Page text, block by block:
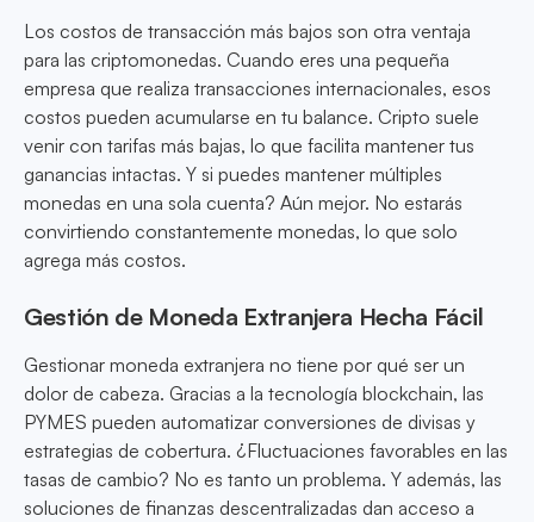
Los costos de transacción más bajos son otra ventaja
para las criptomonedas. Cuando eres una pequeña
empresa que realiza transacciones internacionales, esos
costos pueden acumularse en tu balance. Cripto suele
venir con tarifas más bajas, lo que facilita mantener tus
ganancias intactas. Y si puedes mantener múltiples
monedas en una sola cuenta? Aún mejor. No estarás
convirtiendo constantemente monedas, lo que solo
agrega más costos.
Gestión de Moneda Extranjera Hecha Fácil
Gestionar moneda extranjera no tiene por qué ser un
dolor de cabeza. Gracias a la tecnología blockchain, las
PYMES pueden automatizar conversiones de divisas y
estrategias de cobertura. ¿Fluctuaciones favorables en las
tasas de cambio? No es tanto un problema. Y además, las
soluciones de finanzas descentralizadas dan acceso a